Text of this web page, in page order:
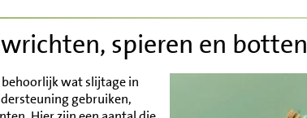
spieren en botten
wat slijtage in
gebruiken,